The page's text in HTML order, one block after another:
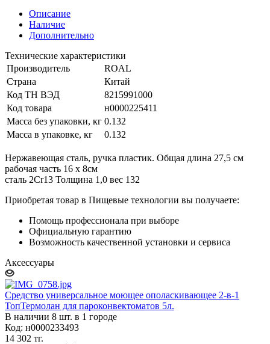
Описание
Наличие
Дополнительно
Технические характеристики
Производитель
ROAL
Страна
Китай
Код ТН ВЭД
8215991000
Код товара
н0000225411
Масса без упаковки, кг 0.132
Масса в упаковке, кг
0.132
Нержавеющая сталь, ручка пластик. Общая длина 27,5 см
рабочая часть 16 х 8см
сталь 2Cr13 Толщина 1,0 вес 132
Приобретая товар в Пищевые технологии вы получаете:
Помощь профессионала при выборе
Официальную гарантию
Возможность качественной установки и сервиса
Аксессуары
Средство универсальное моющее ополаскивающее 2-в-1
ТопТермолан для пароконвектоматов 5л.
В наличии 8 шт. в 1 городе
Код: н0000233493
14 302 тг.